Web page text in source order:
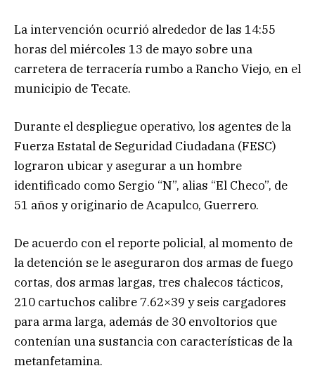
La intervención ocurrió alrededor de las 14:55
horas del miércoles 13 de mayo sobre una
carretera de terracería rumbo a Rancho Viejo, en el
municipio de Tecate.
Durante el despliegue operativo, los agentes de la
Fuerza Estatal de Seguridad Ciudadana (FESC)
lograron ubicar y asegurar a un hombre
identificado como Sergio “N”, alias “El Checo”, de
51 años y originario de Acapulco, Guerrero.
De acuerdo con el reporte policial, al momento de
la detención se le aseguraron dos armas de fuego
cortas, dos armas largas, tres chalecos tácticos,
210 cartuchos calibre 7.62×39 y seis cargadores
para arma larga, además de 30 envoltorios que
contenían una sustancia con características de la
metanfetamina.